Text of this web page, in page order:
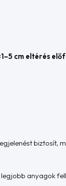
cm eltérés
biztosít,
anyagok